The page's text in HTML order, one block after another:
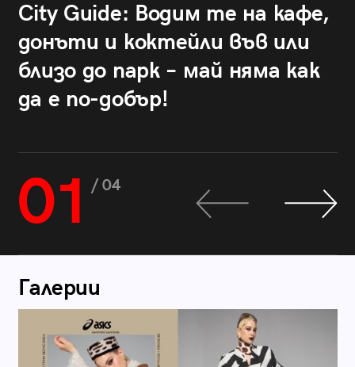
City Guide: Водим те на кафе,
донъти и коктейли във или
близо до парк – май няма как
да е по-добър!
01 / 04
Галерии